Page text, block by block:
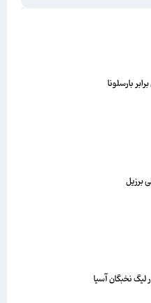
بارسلونا
نخبگان آسیا